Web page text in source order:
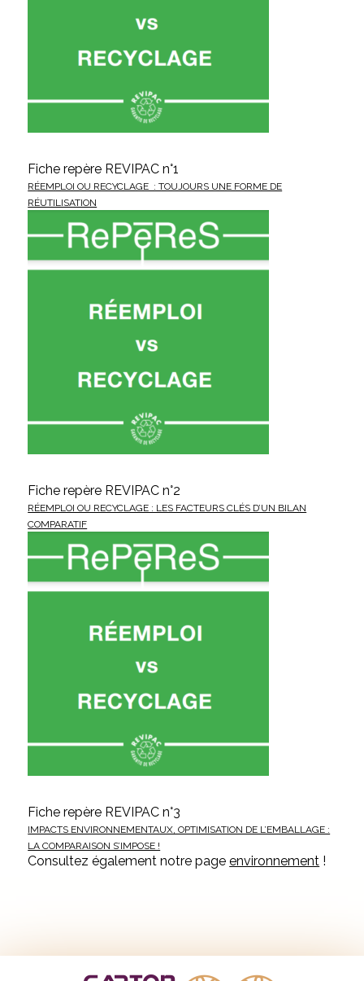
Fiche repère REVIPAC n°1
RÉEMPLOI OU RECYCLAGE : TOUJOURS UNE FORME DE
RÉUTILISATION
Fiche repère REVIPAC n°2
RÉEMPLOI OU RECYCLAGE : LES FACTEURS CLÉS D’UN BILAN
COMPARATIF
Fiche repère REVIPAC n°3
IMPACTS ENVIRONNEMENTAUX, OPTIMISATION DE L’EMBALLAGE :
LA COMPARAISON S’IMPOSE !
Consultez également notre pageenvironnement !